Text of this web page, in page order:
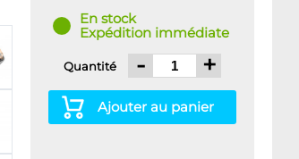
En stock
Expédition immédiate
Quantité - +
Ajouter au panier